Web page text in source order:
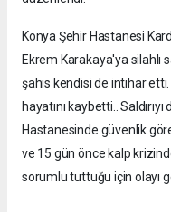
Konya Şehir Hastanesi
Ekrem Karakaya'ya silahlı
şahıs kendisi de intihar
hayatını kaybetti..
Hastanesinde güvenlik
ve 15 gün önce kalp
sorumlu tuttuğu için olayı